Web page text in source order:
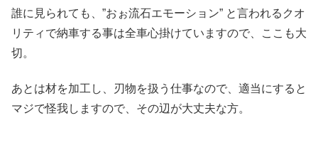
誰に見られても、”おぉ流石エモーション” と言われるクオ
リティで納車する事は全車心掛けていますので、ここも大
切。
あとは材を加工し、刃物を扱う仕事なので、適当にすると
マジで怪我しますので、その辺が大丈夫な方。